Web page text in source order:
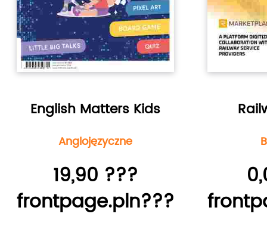
English Matters Kids
Anglojęzyczne
19,90 ???
frontpage.pln???